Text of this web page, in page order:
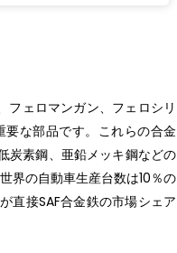
フェロマンガン、フェロシリ
な部品です。これらの合金
炭素鋼、亜鉛メッキ鋼などの
界の自動車生産台数は10％の
直接SAF合金鉄の市場シェア